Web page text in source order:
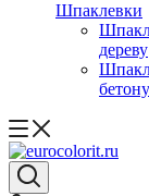
Шпаклевки
дереву
бетону